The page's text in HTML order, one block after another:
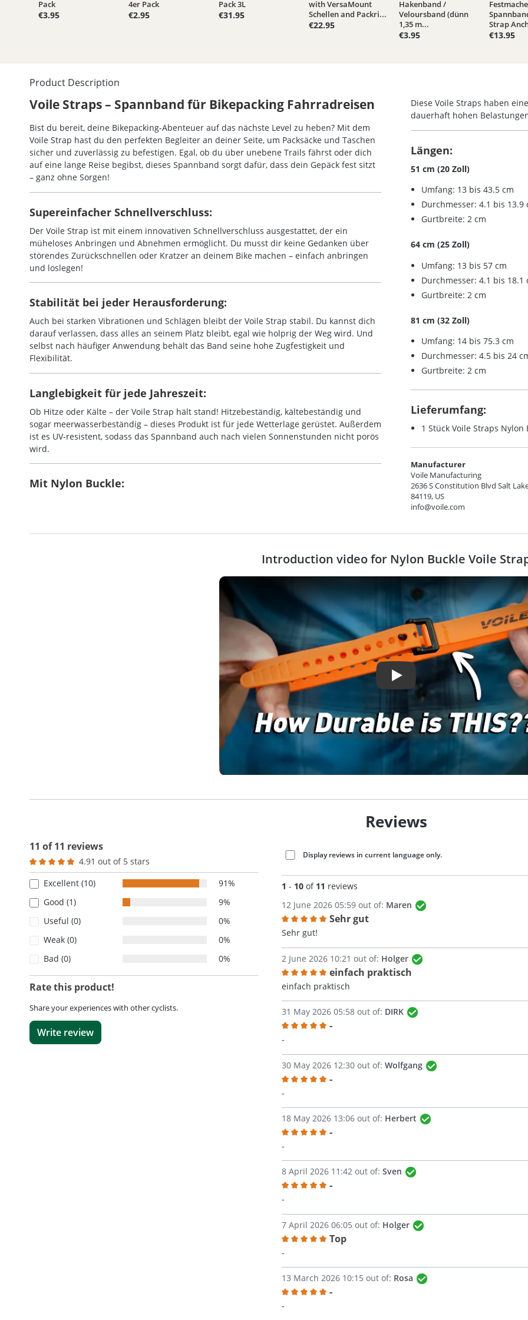
Pack
€3.95
4er Pack
€2.95
Pack 3L
€31.95
with VersaMount
Schellen and Packri...
€22.95
Hakenband /
Veloursband (dünn
1,35 m...
€3.95
Strap
€13.95
Product Description
Voile Straps – Spannband für Bikepacking Fahrradreisen
Bist du bereit, deine Bikepacking-Abenteuer auf das nächste Level zu heben? Mit dem
Voile Strap hast du den perfekten Begleiter an deiner Seite, um Packsäcke und Taschen
sicher und zuverlässig zu befestigen. Egal, ob du über unebene Trails fährst oder dich
auf eine lange Reise begibst, dieses Spannband sorgt dafür, dass dein Gepäck fest sitzt
– ganz ohne Sorgen!
Supereinfacher Schnellverschluss:
Der Voile Strap ist mit einem innovativen Schnellverschluss ausgestattet, der ein
müheloses Anbringen und Abnehmen ermöglicht. Du musst dir keine Gedanken über
störendes Zurückschnellen oder Kratzer an deinem Bike machen – einfach anbringen
und loslegen!
Stabilität bei jeder Herausforderung:
Auch bei starken Vibrationen und Schlägen bleibt der Voile Strap stabil. Du kannst dich
darauf verlassen, dass alles an seinem Platz bleibt, egal wie holprig der Weg wird. Und
selbst nach häufiger Anwendung behält das Band seine hohe Zugfestigkeit und
Flexibilität.
Langlebigkeit für jede Jahreszeit:
Ob Hitze oder Kälte – der Voile Strap hält stand! Hitzebeständig, kältebeständig und
sogar meerwasserbeständig – dieses Produkt ist für jede Wetterlage gerüstet. Außerdem
ist es UV-resistent, sodass das Spannband auch nach vielen Sonnenstunden nicht porös
wird.
Mit Nylon Buckle:
Diese Voile Straps haben
dauerhaft hohen
Längen:
51 cm (20 Zoll)
Umfang: 13 bis 43.5 cm
Durchmesser: 4.1 bis 13.9
Gurtbreite: 2 cm
64 cm (25 Zoll)
Umfang: 13 bis 57 cm
Durchmesser: 4.1 bis 18.1
Gurtbreite: 2 cm
81 cm (32 Zoll)
Umfang: 14 bis 75.3 cm
Durchmesser: 4.5 bis 24
Gurtbreite: 2 cm
Lieferumfang:
1 Stück Voile Straps
Manufacturer
Voile Manufacturing
2636 S Constitution Blvd Salt
84119, US
info@voile.com
Introduction video for Nylon Buckle Voile
Play
Reviews
11 of 11 reviews
Average rating of 4.9 out of 5 stars
4.91 out of 5 stars
Excellent (10)
91%
Good (1)
9%
Useful (0)
0%
Weak (0)
0%
Bad (0)
0%
Rate this product!
Share your experiences with other cyclists.
Write review
Display reviews in current language only.
1 - 10 of 11 reviews
12 June 2026 05:59 out of: Maren
Review with rating of 5 out of 5 stars
Sehr gut
Sehr gut!
2 June 2026 10:21 out of: Holger
Review with rating of 5 out of 5 stars
einfach praktisch
einfach praktisch
31 May 2026 05:58 out of: DIRK
Review with rating of 5 out of 5 stars
-
-
30 May 2026 12:30 out of: Wolfgang
-
-
18 May 2026 13:06 out of: Herbert
Review with rating of 5 out of 5 stars
-
-
8 April 2026 11:42 out of: Sven
Review with rating of 5 out of 5 stars
-
-
7 April 2026 06:05 out of: Holger
Top
-
13 March 2026 10:15 out of: Rosa
Review with rating of 5 out of 5 stars
-
-